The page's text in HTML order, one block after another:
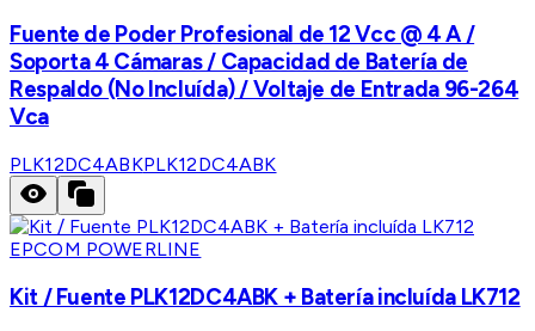
Fuente de Poder Profesional de 12 Vcc @ 4 A /
Soporta 4 Cámaras / Capacidad de Batería de
Respaldo (No Incluída) / Voltaje de Entrada 96-264
Vca
PLK12DC4ABKPLK12DC4ABK
EPCOM POWERLINE
Kit / Fuente PLK12DC4ABK + Batería incluída LK712